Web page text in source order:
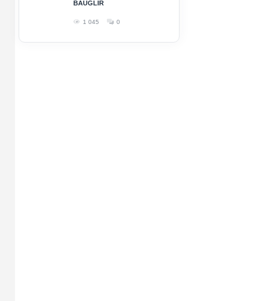
BAUGLIR
1 045 0